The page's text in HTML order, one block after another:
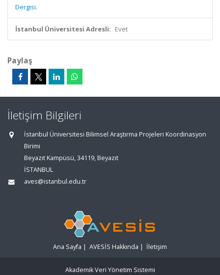
Dergisi.
İstanbul Üniversitesi Adresli: Evet
Paylaş
İletişim Bilgileri
İstanbul Üniversitesi Bilimsel Araştırma Projeleri Koordinasyon
Birimi
Beyazıt Kampüsü, 34119, Beyazıt
İSTANBUL
aves@istanbul.edu.tr
Ana Sayfa | AVESİS Hakkında | İletişim
Akademik Veri Yönetim Sistemi